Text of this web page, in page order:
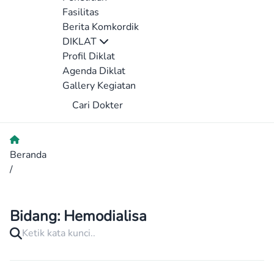
Fasilitas
Berita Komkordik
DIKLAT
Profil Diklat
Agenda Diklat
Gallery Kegiatan
Cari Dokter
Beranda
/
Bidang: Hemodialisa